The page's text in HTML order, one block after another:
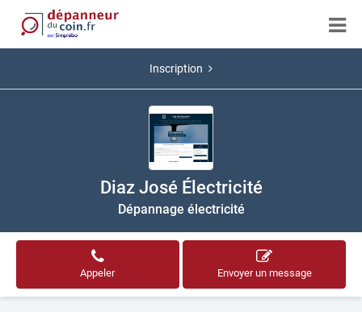
Inscription
Diaz José Électricité
Dépannage électricité
Appeler Envoyer un message